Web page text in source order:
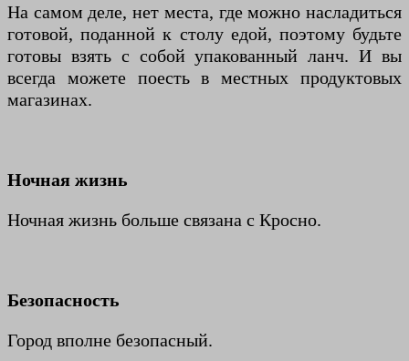
На самом деле, нет места, где можно насладиться
готовой, поданной к столу едой, поэтому будьте
готовы взять с собой упакованный ланч. И вы
всегда можете поесть в местных продуктовых
магазинах.
Ночная жизнь
Ночная жизнь больше связана с Кросно.
Безопасность
Город вполне безопасный.